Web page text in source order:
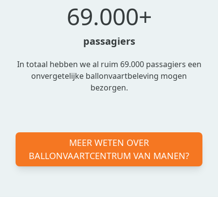
69.000+
passagiers
In totaal hebben we al ruim 69.000 passagiers een
onvergetelijke ballonvaartbeleving mogen
bezorgen.
MEER WETEN OVER
BALLONVAARTCENTRUM VAN MANEN?